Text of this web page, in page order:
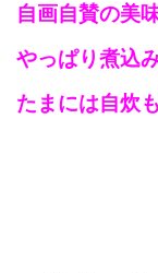
自画自賛の美
やっぱり煮込
たまには自炊